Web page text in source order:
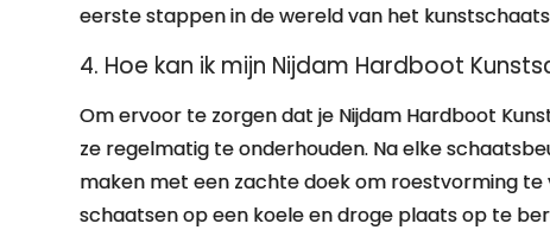
eerste stappen in de wereld van het
4. Hoe kan ik mijn Nijdam Hardboot
Om ervoor te zorgen dat je Nijdam Hardboot
ze regelmatig te onderhouden. Na elke
maken met een zachte doek om roestvorming
schaatsen op een koele en droge plaats op te